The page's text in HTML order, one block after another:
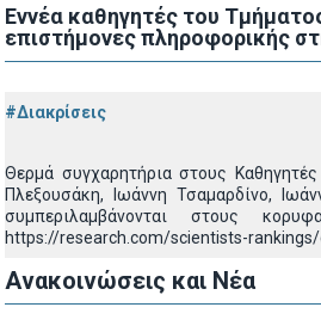
Εννέα καθηγητές του
επιστήμονες πληροφορικής
#Διακρίσεις
Θερμά συγχαρητήρια στους
Πλεξουσάκη, Ιωάννη Τσαμαρδίνο,
συμπεριλαμβάνονται στους
https://research.com/scientists-
Ανακοινώσεις και Νέα